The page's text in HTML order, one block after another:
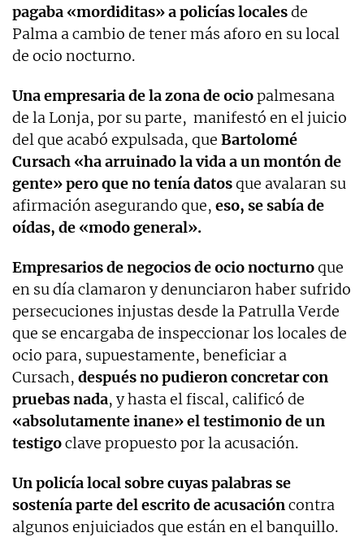
pagaba «mordiditas» a policías localesde
Palma a cambio de tener más aforo en su local
de ocio nocturno.
Una empresaria de la zona de ociopalmesana
de la Lonja, por su parte, manifestó en el juicio
del que acabó expulsada, que Bartolomé
Cursach «ha arruinado la vida a un montón de
gente» pero que no tenía datosque avalaran su
afirmación asegurando que, eso, se sabía de
oídas, de «modo general».
Empresarios de negocios de ocio nocturnoque
en su día clamaron y denunciaron haber sufrido
persecuciones injustas desde la Patrulla Verde
que se encargaba de inspeccionar los locales de
ocio para, supuestamente, beneficiar a
Cursach, después no pudieron concretar con
pruebas nada, y hasta el fiscal, calificó de
«absolutamente inane» el testimonio de un
testigoclave propuesto por la acusación.
Un policía local sobre cuyas palabras se
sostenía parte del escrito de acusacióncontra
algunos enjuiciados que están en el banquillo.